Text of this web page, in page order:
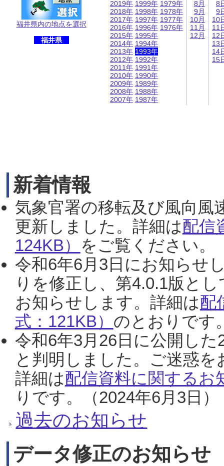
福井県内の地点を選択
福井県
2019年
2018年
2017年
2016年
2015年
2014年
2013年
2012年
2011年
2010年
2009年
2008年
2007年
1999年
1998年
1997年
1996年
1995年
1994年
1993年
1992年
1991年
1990年
1989年
1988年
1987年
1979年
1978年
1977年
1976年
8月
9月
10月
11月
12月
8
9
10
11
12
13
14
15
新着情報
気象官署の移転及び風向風
更新しました。詳細は配信
124KB） をご覧ください。
令和6年6月3日にお知らせ
りを修正し、第4.0.1版と
お知らせします。詳細は配
式：121KB） のとおりです
令和6年3月26日に公開し
と判明しました。ご迷惑
詳細は配信資料に関するお
りです。（2024年6月3日）
過去のお知らせ
データ修正のお知らせ